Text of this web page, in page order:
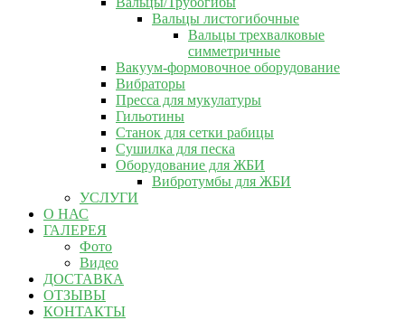
Вальцы листогибочные
Вальцы трехвалковые
симметричные
Вакуум-формовочное оборудование
Вибраторы
Пресса для мукулатуры
Гильотины
Станок для сетки рабицы
Сушилка для песка
Оборудование для ЖБИ
Вибротумбы для ЖБИ
УСЛУГИ
О НАС
ГАЛЕРЕЯ
Фото
Видео
ДОСТАВКА
ОТЗЫВЫ
КОНТАКТЫ